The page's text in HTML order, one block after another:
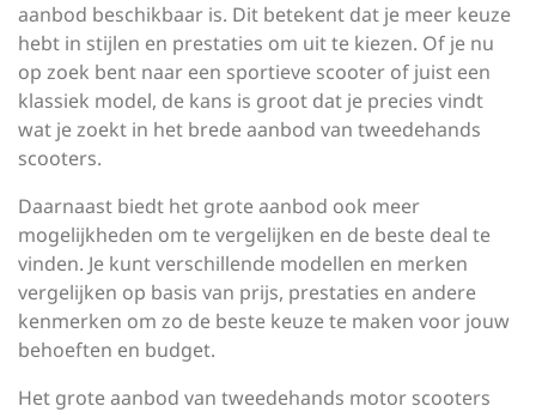
aanbod beschikbaar is. Dit betekent dat je meer keuze
hebt in stijlen en prestaties om uit te kiezen. Of je nu
op zoek bent naar een sportieve scooter of juist een
klassiek model, de kans is groot dat je precies vindt
wat je zoekt in het brede aanbod van tweedehands
scooters.
Daarnaast biedt het grote aanbod ook meer
mogelijkheden om te vergelijken en de beste deal te
vinden. Je kunt verschillende modellen en merken
vergelijken op basis van prijs, prestaties en andere
kenmerken om zo de beste keuze te maken voor jouw
behoeften en budget.
Het grote aanbod van tweedehands motor scooters